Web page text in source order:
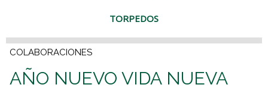
TORPEDOS
COLABORACIONES
AÑO NUEVO VIDA NUEVA